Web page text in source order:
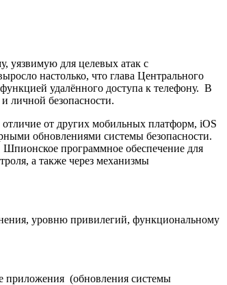
уязвимую для целевых атак с
настолько, что глава Центрального
удалённого доступа к телефону. В
личной безопасности.
от других мобильных платформ, iOS
обновлениями системы безопасности.
программное обеспечение для
а также через механизмы
уровню привилегий, функциональному
приложения (обновления системы